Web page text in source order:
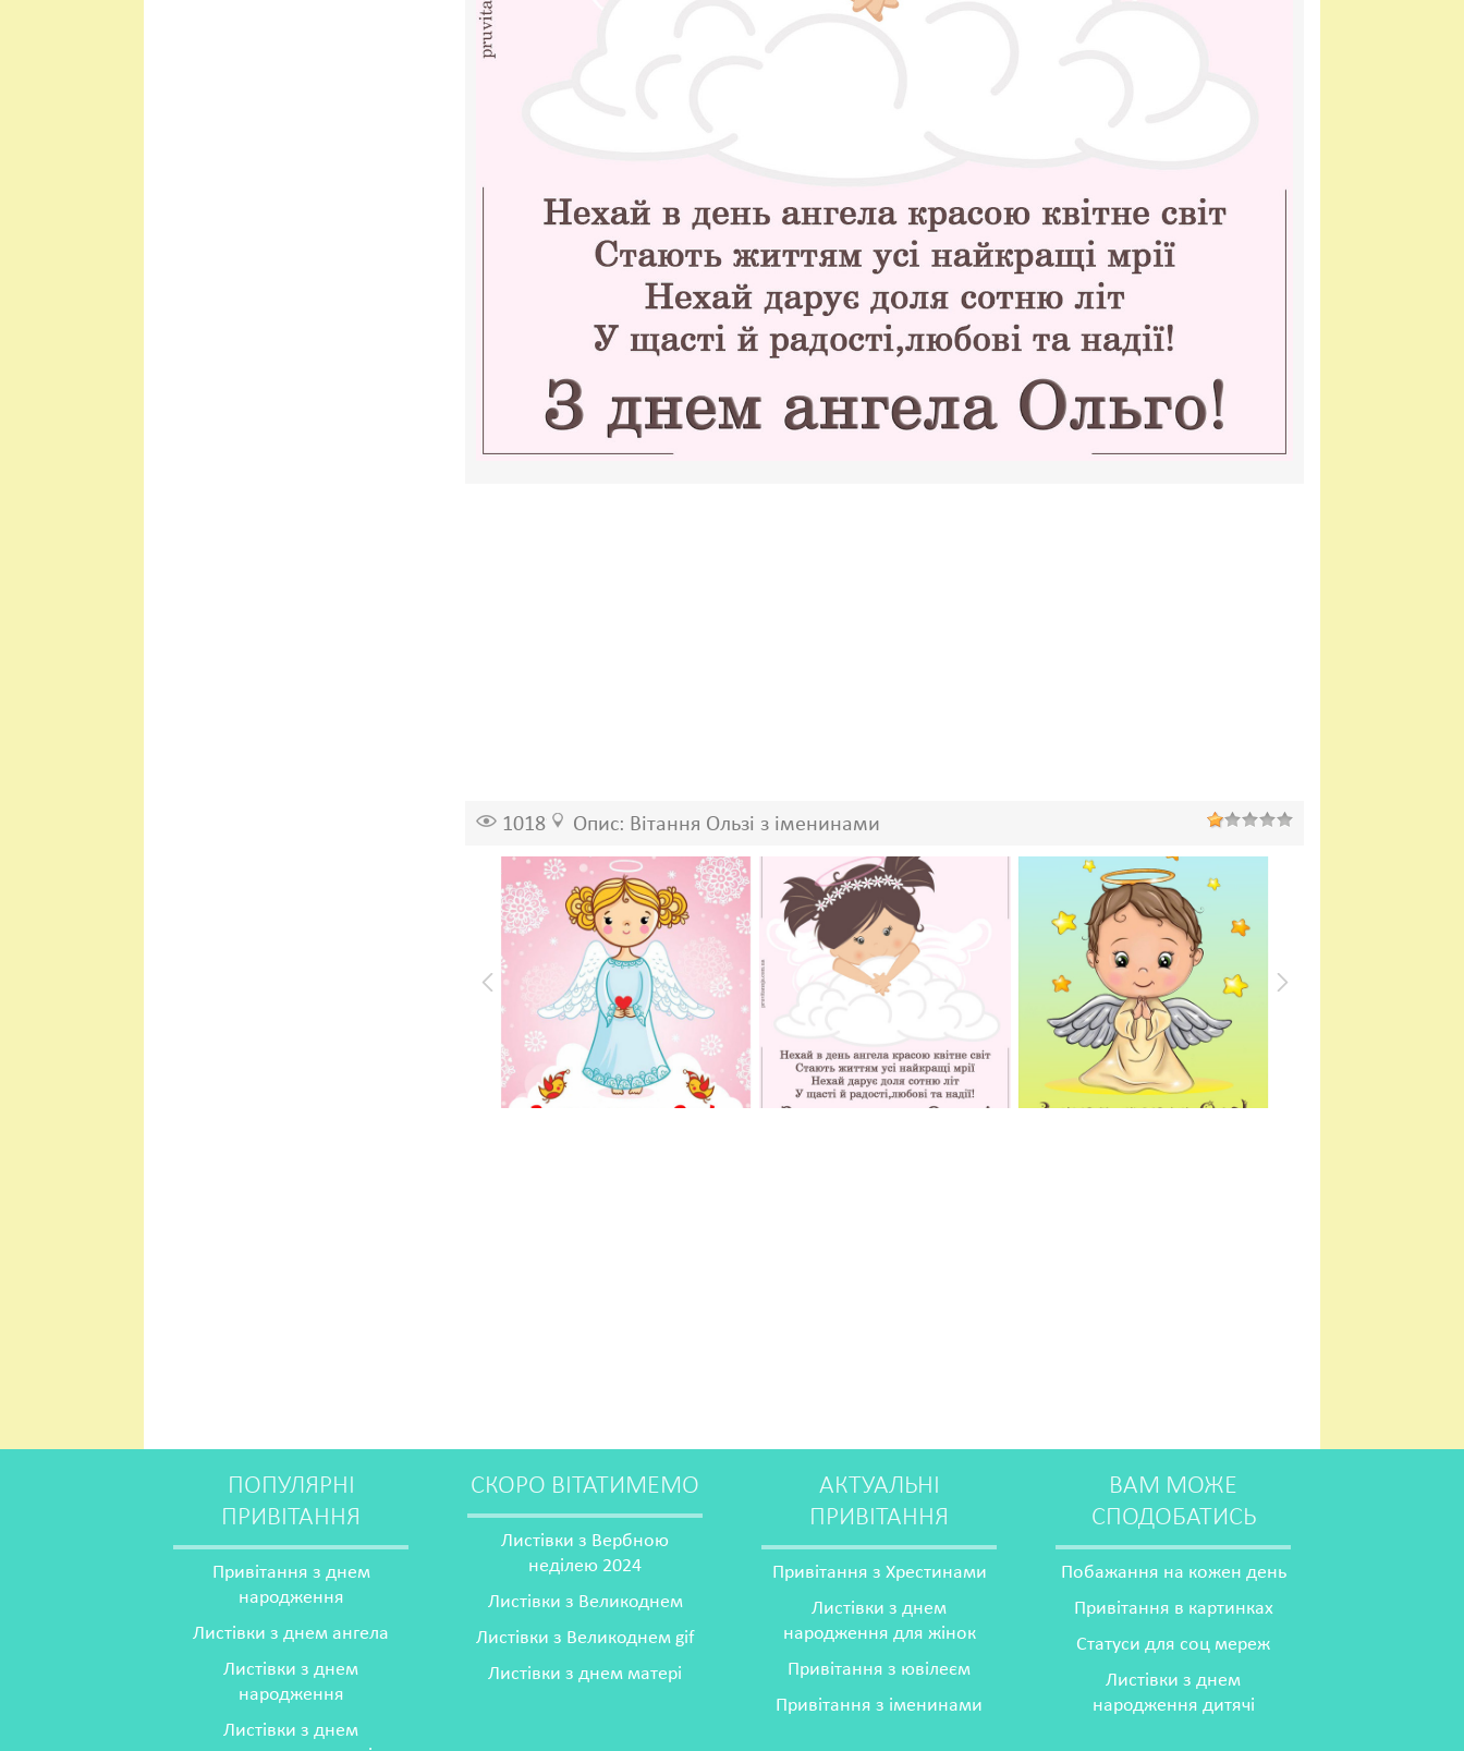
1018 Опис: Вітання Ользі з іменинами
ПОПУЛЯРНІ
ПРИВІТАННЯ
Привітання з днем
народження
Листівки з днем ангела
Листівки з днем
народження
Листівки з днем
СКОРО ВІТАТИМЕМО
Листівки з Вербною
неділею 2024
Листівки з Великоднем
Листівки з Великоднем gif
Листівки з днем матері
АКТУАЛЬНІ
ПРИВІТАННЯ
Привітання з Хрестинами
Листівки з днем
народження для жінок
Привітання з ювілеєм
Привітання з іменинами
ВАМ МОЖЕ
СПОДОБАТИСЬ
Побажання на кожен день
Привітання в картинках
Статуси для соц мереж
Листівки з днем
народження дитячі